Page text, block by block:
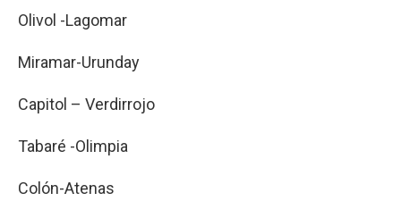
Olivol -Lagomar
Miramar-Urunday
Capitol – Verdirrojo
Tabaré -Olimpia
Colón-Atenas